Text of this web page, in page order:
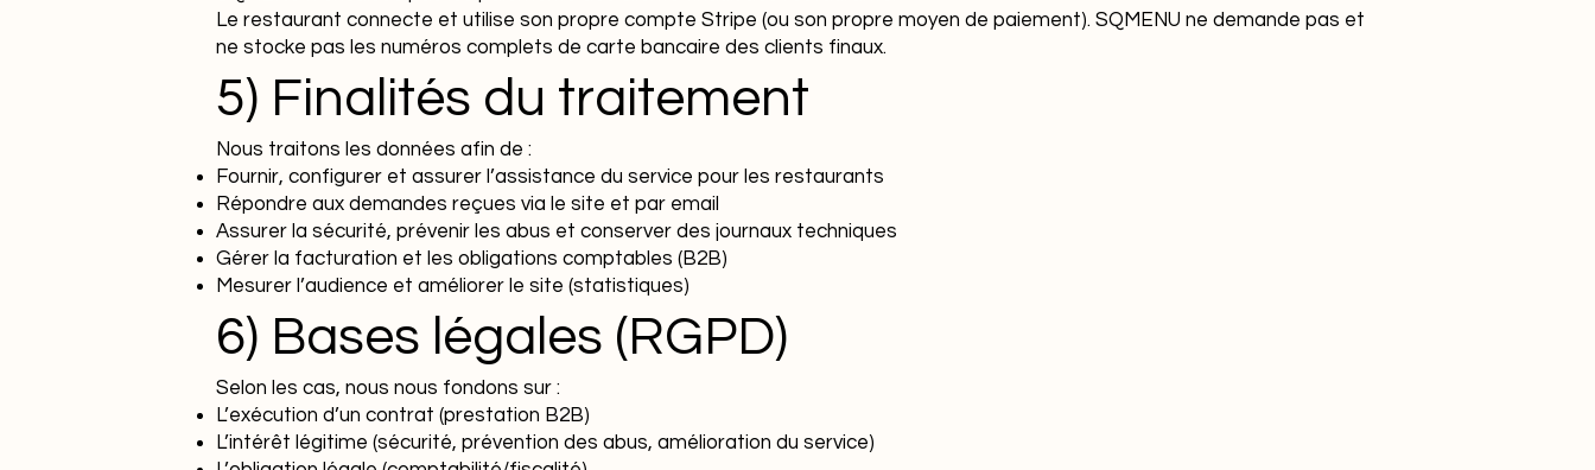
Le restaurant connecte et utilise son propre compte Stripe (ou son propre moyen de paiement). SQMENU ne demande pas et
ne stocke pas les numéros complets de carte bancaire des clients finaux.
5) Finalités du traitement
Nous traitons les données afin de :
Fournir, configurer et assurer l’assistance du service pour les restaurants
Répondre aux demandes reçues via le site et par email
Assurer la sécurité, prévenir les abus et conserver des journaux techniques
Gérer la facturation et les obligations comptables (B2B)
Mesurer l’audience et améliorer le site (statistiques)
6) Bases légales (RGPD)
Selon les cas, nous nous fondons sur :
L’exécution d’un contrat (prestation B2B)
L’intérêt légitime (sécurité, prévention des abus, amélioration du service)